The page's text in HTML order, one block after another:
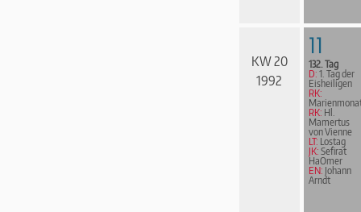
KW 20
1992
11
132. Tag
D: 1. Tag der
Eisheiligen
RK:
RK: Hl.
Mamertus
von Vienne
LT: Lostag
JK: Sefirat
HaOmer
EN: Johann
Arndt